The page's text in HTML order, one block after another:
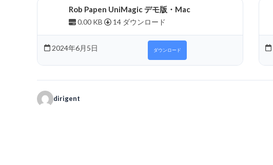
Rob Papen UniMagic デモ版・Mac
0.00 KB 14 ダウンロード
2024年6月5日 ダウンロード
dirigent